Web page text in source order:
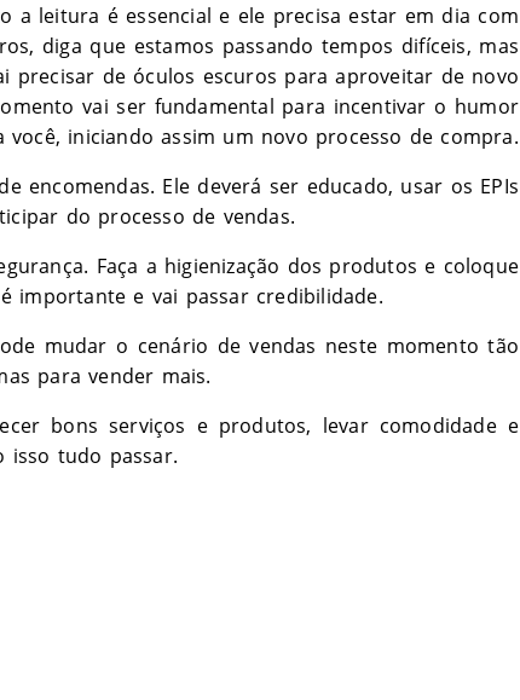
a leitura é essencial e ele precisa estar em dia com
diga que estamos passando tempos difíceis, mas
de óculos escuros para aproveitar de novo
vai ser fundamental para incentivar o humor
iniciando assim um novo processo de compra.
encomendas. Ele deverá ser educado, usar os EPIs
do processo de vendas.
Faça a higienização dos produtos e coloque
importante e vai passar credibilidade.
mudar o cenário de vendas neste momento tão
para vender mais.
bons serviços e produtos, levar comodidade e
isso tudo passar.